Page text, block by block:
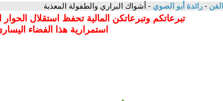
- رائدة أبو الصوي - أشواك البراري والطفولة المعذبة
تبرعاتكم وتبرعاتكن المالية تحفظ استقلال
استمرارية هذا الفضاء